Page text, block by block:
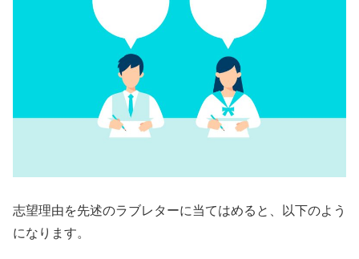
志望理由を先述のラブレターに当てはめると、以下のよう
になります。